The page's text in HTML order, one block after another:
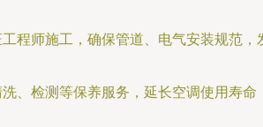
程师施工，确保管道、电气安装规范，
、检测等保养服务，延长空调使用寿命